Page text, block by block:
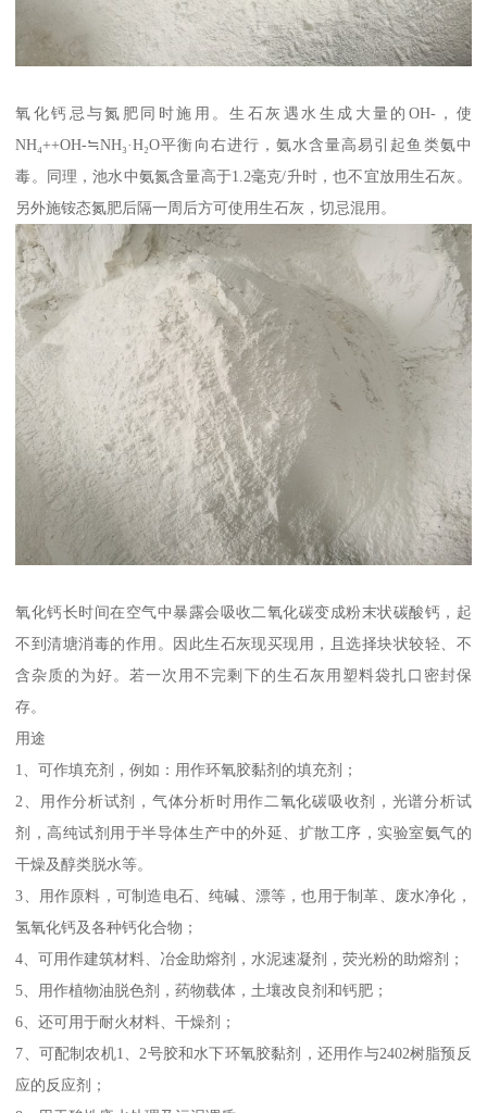
氧化钙忌与氮肥同时施用。生石灰遇水生成大量的OH-，使
NH₄++OH-≒NH₃·H₂O平衡向右进行，氨水含量高易引起鱼类氨中
毒。同理，池水中氨氮含量高于1.2毫克/升时，也不宜放用生石灰。
另外施铵态氮肥后隔一周后方可使用生石灰，切忌混用。
氧化钙长时间在空气中暴露会吸收二氧化碳变成粉末状碳酸钙，起
不到清塘消毒的作用。因此生石灰现买现用，且选择块状较轻、不
含杂质的为好。若一次用不完剩下的生石灰用塑料袋扎口密封保
存。
用途
1、可作填充剂，例如：用作环氧胶黏剂的填充剂；
2、用作分析试剂，气体分析时用作二氧化碳吸收剂，光谱分析试
剂，高纯试剂用于半导体生产中的外延、扩散工序，实验室氨气的
干燥及醇类脱水等。
3、用作原料，可制造电石、纯碱、漂等，也用于制革、废水净化，
氢氧化钙及各种钙化合物；
4、可用作建筑材料、冶金助熔剂，水泥速凝剂，荧光粉的助熔剂；
5、用作植物油脱色剂，药物载体，土壤改良剂和钙肥；
6、还可用于耐火材料、干燥剂；
7、可配制农机1、2号胶和水下环氧胶黏剂，还用作与2402树脂预反
应的反应剂；